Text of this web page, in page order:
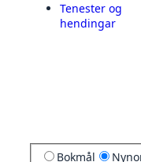
Tenester og
hendingar
Bokmål